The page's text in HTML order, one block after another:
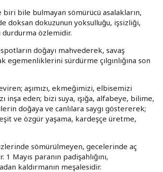
biri bile bulmayan sömürücü asalakların,
doksan dokuzunun yoksulluğu, işsizliği,
durdurma özlemidir.
doğayı mahvederek, savaş
sürdürme çılgınlığına son
aşımızı, ekmeğimizi, elbisemizi
inşa eden; bizi suya, ışığa, alfabeye, bilime,
doğaya ve canlılara saygı göstererek;
ve özgür yaşama, kardeşçe üretme,
sömürülmeyen, gecelerinde aç
Mayıs paranın padişahlığını,
kaldırmanın meşalesidir.